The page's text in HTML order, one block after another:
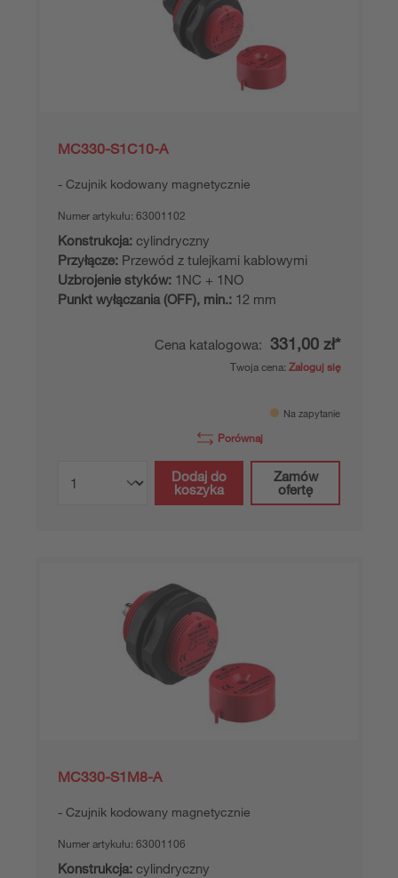
MC330-S1C10-A
Czujnik kodowany magnetycznie
Numer artykułu: 63001102
Konstrukcja: cylindryczny
Przyłącze: Przewód z tulejkami kablowymi
Uzbrojenie styków: 1NC + 1NO
Punkt wyłączania (OFF), min.: 12 mm
Cena katalogowa: 331,00 zł*
Twoja cena: Zaloguj się
Na zapytanie
Porównaj
Dodaj do
koszyka
Zamów
ofertę
MC330-S1M8-A
Czujnik kodowany magnetycznie
Numer artykułu: 63001106
Konstrukcja: cylindryczny